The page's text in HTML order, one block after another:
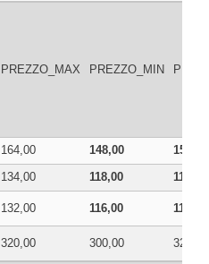
PREZZO_MAX PREZZO_MIN
164,00 148,00
151,00
134,00 118,00
119,00
132,00 116,00 117,00
320,00 300,00 320,00